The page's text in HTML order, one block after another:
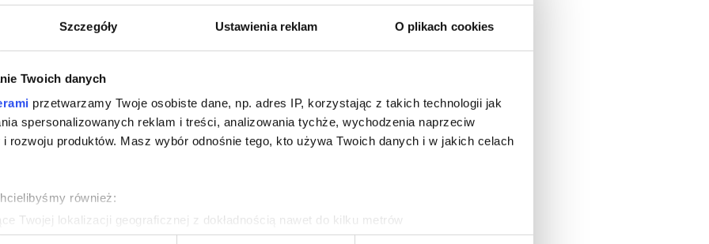
Szczegóły Ustawienia reklam O plikach cookies
Twoich danych
przetwarzamy Twoje osobiste dane, np. adres IP, korzystając z takich technologii jak
spersonalizowanych reklam i treści, analizowania tychże, wychodzenia naprzeciw
rozwoju produktów. Masz wybór odnośnie tego, kto używa Twoich danych i w jakich celach
również:
Twojej lokalizacji geograficznej z dokładnością nawet do kilku metrów
aktywnie analizując charakteryzującego je zbiory danych (fingerprinting, czyli